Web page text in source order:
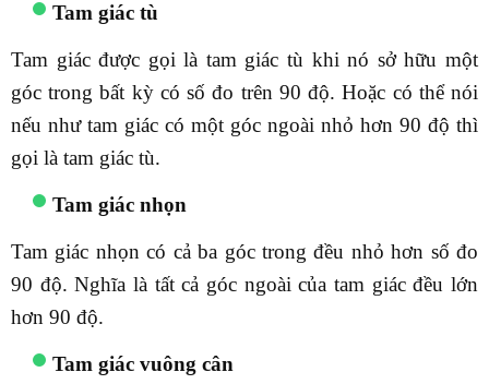
Tam giác tù
Tam giác được gọi là tam giác tù khi nó sở hữu một
góc trong bất kỳ có số đo trên 90 độ. Hoặc có thể nói
nếu như tam giác có một góc ngoài nhỏ hơn 90 độ thì
gọi là tam giác tù.
Tam giác nhọn
Tam giác nhọn có cả ba góc trong đều nhỏ hơn số đo
90 độ. Nghĩa là tất cả góc ngoài của tam giác đều lớn
hơn 90 độ.
Tam giác vuông cân